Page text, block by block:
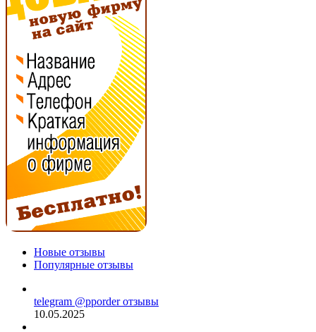
Новые отзывы
Популярные отзывы
telegram @pporder отзывы
10.05.2025